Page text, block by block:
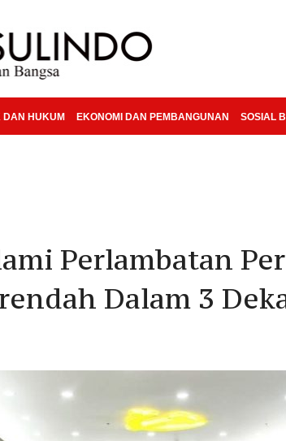
DAN HUKUM EKONOMI DAN PEMBANGUNAN SOSIAL
Perlambatan
Dalam 3